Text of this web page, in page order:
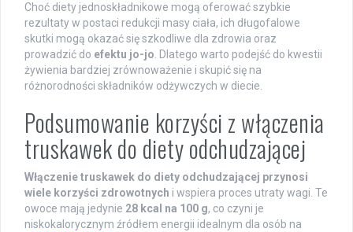
Choć diety jednoskładnikowe mogą oferować szybkie
rezultaty w postaci redukcji masy ciała, ich długofalowe
skutki mogą okazać się szkodliwe dla zdrowia oraz
prowadzić do efektu jo-jo. Dlatego warto podejść do kwestii
żywienia bardziej zrównoważenie i skupić się na
różnorodności składników odżywczych w diecie.
Podsumowanie korzyści z włączenia
truskawek do diety odchudzającej
Włączenie truskawek do diety odchudzającej przynosi
wiele korzyści zdrowotnych i wspiera proces utraty wagi. Te
owoce mają jedynie 28 kcal na 100 g, co czyni je
niskokalorycznym źródłem energii idealnym dla osób na